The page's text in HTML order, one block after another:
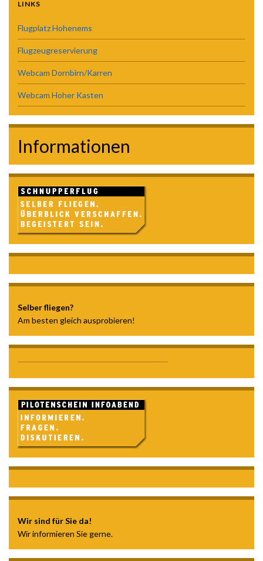
LINKS
Flugplatz Hohenems
Flugzeugreservierung
Webcam Dornbirn/Karren
Webcam Hoher Kasten
Informationen
Selber fliegen?
Am besten gleich ausprobieren!
Wir sind für Sie da!
Wir informieren Sie gerne.